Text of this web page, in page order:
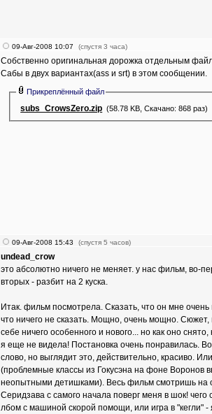
09-Авг-2008 10:07 (спустя 3 часа)
Собственно оригинальная дорожка отдельным
Сабы в двух вариантах(ass и srt) в этом сообщении.
Прикреплённый файл
subs_CrowsZero.zip (58.78 KB, Скачано: 868 раз)
09-Авг-2008 15:43 (спустя 5 часов)
undead_crow
это абсолютно ничего не меняет. у нас фильм, во-
вторых - разбит на 2 куска.
Итак. фильм посмотрела. Сказать, что он мне очень
что ничего не сказать. Мощно, очень мощно.
себе ничего особенного и нового... но как оно
я еще не видела! Постановка очень понравилась.
слово, но выглядит это, действительно, красиво.
(проблемные классы из Гокусэна на фоне Воронов
неопытными детишками). Весь фильм смотришь на
Серидзава с самого начала поверг меня в шок! чего
лбом с машиной скорой помощи, или игра в "кегли" -